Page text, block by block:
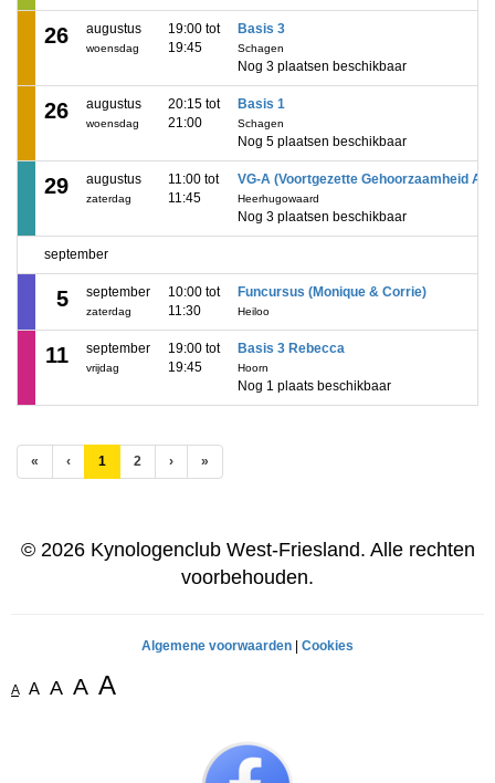
26 augustus
woensdag
19:00 tot
19:45
Basis 3
Schagen
Nog 3 plaatsen beschikbaar
26 augustus
woensdag
20:15 tot
21:00
Basis 1
Schagen
Nog 5 plaatsen beschikbaar
29 augustus
zaterdag
11:00 tot
11:45
VG-A (Voortgezette Gehoorzaamheid A)
Heerhugowaard
Nog 3 plaatsen beschikbaar
september
5 september
zaterdag
10:00 tot
11:30
Funcursus (Monique & Corrie)
Heiloo
11 september
vrijdag
19:00 tot
19:45
Basis 3 Rebecca
Hoorn
Nog 1 plaats beschikbaar
« ‹ 1 (huidige)
2 › »
© 2026 Kynologenclub West-Friesland. Alle rechten
voorbehouden.
Algemene voorwaarden Cookies
A A A A A